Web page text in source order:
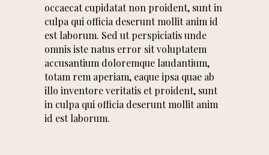
occaecat cupidatat non proident, sunt in
culpa qui officia deserunt mollit anim id
est laborum. Sed ut perspiciatis unde
omnis iste natus error sit voluptatem
accusantium doloremque laudantium,
totam rem aperiam, eaque ipsa quae ab
illo inventore veritatis et proident, sunt
in culpa qui officia deserunt mollit anim
id est laborum.